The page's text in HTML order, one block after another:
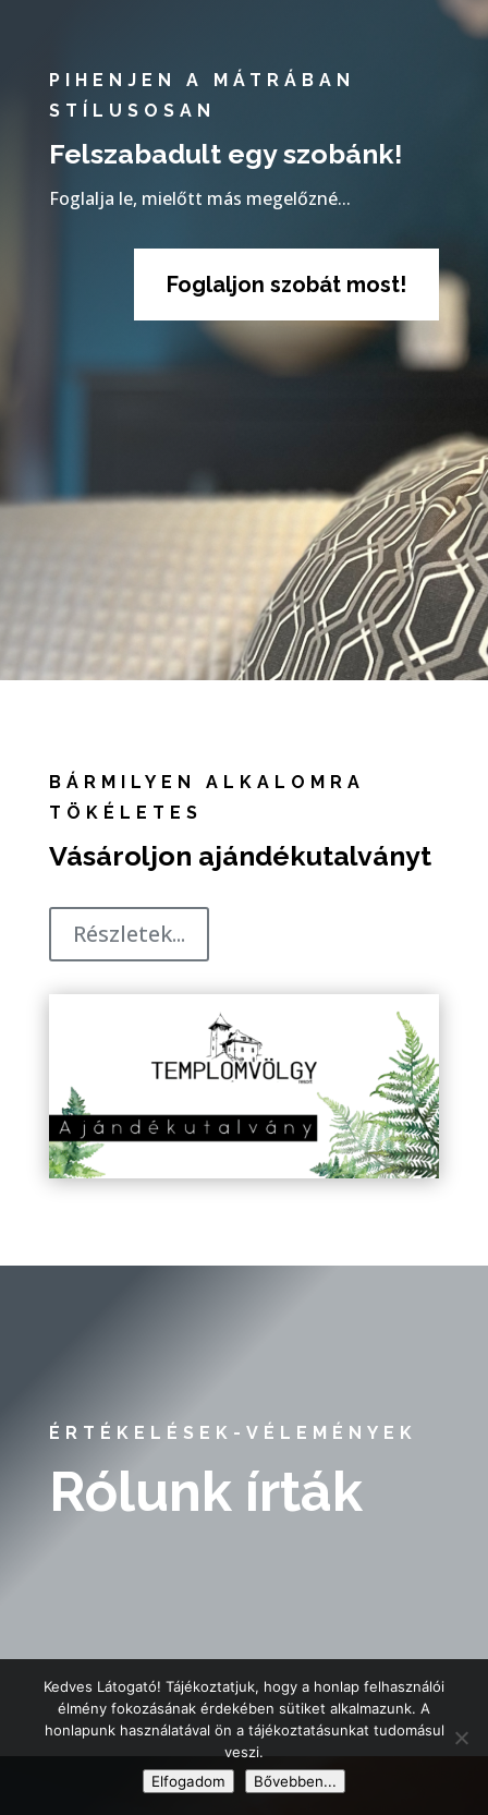
STÍLUSOSAN
Felszabadult egy szobánk!
Foglalja le, mielőtt más megelőzné...
Foglaljon szobát most!
TÖKÉLETES
Vásároljon ajándékutalványt
Részletek...
Rólunk írták
Kedves Látogató! Tájékoztatjuk, hogy a honlap felhasználói
élmény fokozásának érdekében sütiket alkalmazunk. A
honlapunk használatával ön a tájékoztatásunkat tudomásul
veszi.
Elfogadom
Bővebben...